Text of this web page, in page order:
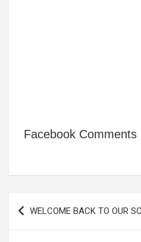
Facebook Comments
Navigasi
pos
WELCOME BACK TO OUR